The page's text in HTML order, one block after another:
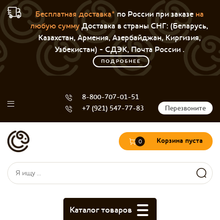
Бесплатная доставка*по России при заказе на
любую суммуДоставка в страны СНГ: (Беларусь,
Казахстан, Армения, Азербайджан, Киргизия,
Узбекистан) - СДЭК, Почта России .
ПОДРОБНЕЕ
8-800-707-01-51
+7 (921) 547-77-83
Перезвоните
Форма поиска
Поиск
0 Корзина пуста
Каталог товаров